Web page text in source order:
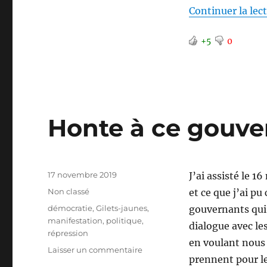
Continuer la
+5 0
Honte à ce
J’ai assisté le
et ce que j’ai
gouvernants
dialogue avec
en voulant
prennent pour
Publié
17 novembre 2019
Catégories
Non classé
Étiquettes
démocratie,Gilets-jaunes,
manifestation, politique,
répression
Laisser un commentairesur